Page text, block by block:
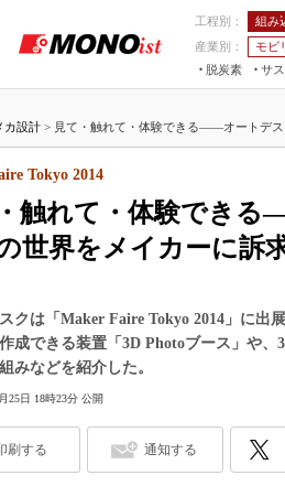
工程別： 組み
産業別：
モビ
脱炭素
サ
つながる工場AI×設備保全
カ設計 > 見て・触れて・体験できる――オートデス
触れて・体験でき
世界をメイカーに訴
Tokyo 2014
クは「Maker Faire Tokyo 2014」に出
成できる装置「3D Photoブース」や
みなどを紹介した。
25日 18時23分 公開
刷する 通知する